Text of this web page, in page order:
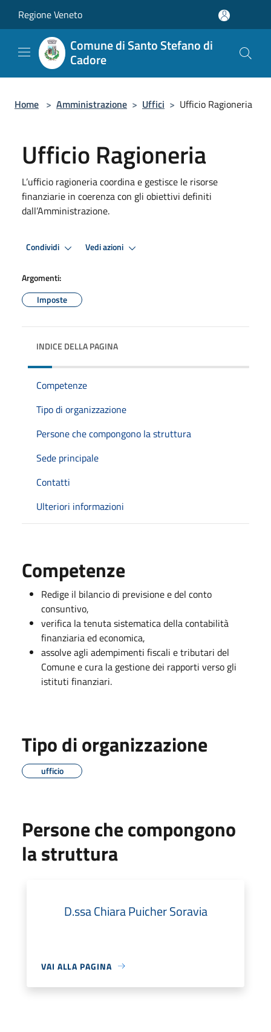
Regione Veneto
Comune di Santo Stefano di
Cadore
Home > Amministrazione > Uffici > Ufficio Ragioneria
Ufficio Ragioneria
L’ufficio ragioneria coordina e gestisce le risorse
finanziarie in coerenza con gli obiettivi definiti
dall’Amministrazione.
Condividi Vedi azioni
Argomenti:
Imposte
INDICE DELLA PAGINA
Competenze
Tipo di organizzazione
Persone che compongono la struttura
Sede principale
Contatti
Ulteriori informazioni
Competenze
Redige il bilancio di previsione e del conto
consuntivo,
verifica la tenuta sistematica della contabilità
finanziaria ed economica,
assolve agli adempimenti fiscali e tributari del
Comune e cura la gestione dei rapporti verso gli
istituti finanziari.
Tipo di organizzazione
ufficio
Persone che compongono
la struttura
D.ssa Chiara Puicher Soravia
VAI ALLA PAGINA